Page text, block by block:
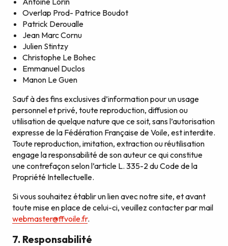
Overlap Prod- Patrice Boudot
Patrick Deroualle
Jean Marc Cornu
Julien Stintzy
Christophe Le Bohec
Emmanuel Duclos
Manon Le Guen
Sauf à des fins exclusives d’information pour un usage
personnel et privé, toute reproduction, diffusion ou
utilisation de quelque nature que ce soit, sans l’autorisation
expresse de la Fédération Française de Voile, est interdite.
Toute reproduction, imitation, extraction ou réutilisation
engage la responsabilité de son auteur ce qui constitue
une contrefaçon selon l’article L. 335-2 du Code de la
Propriété Intellectuelle.
Si vous souhaitez établir un lien avec notre site, et avant
toute mise en place de celui-ci, veuillez contacter par mail
webmaster@ffvoile.fr.
7. Responsabilité